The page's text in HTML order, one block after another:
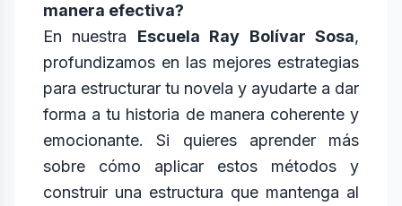
manera efectiva?
En nuestra Escuela Ray Bolívar Sosa,
profundizamos en las mejores estrategias
para estructurar tu novela y ayudarte a dar
forma a tu historia de manera coherente y
emocionante. Si quieres aprender más
sobre cómo aplicar estos métodos y
construir una estructura que mantenga al